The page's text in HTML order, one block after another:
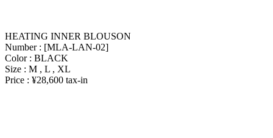
HEATING INNER BLOUSON
Number : [MLA-LAN-02]
Color : BLACK
Size : M , L , XL
Price : ¥28,600 tax-in